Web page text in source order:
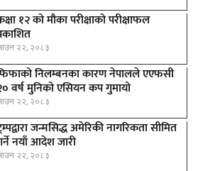
१२ को मौका परीक्षाको परीक्षाफल
२२, २०८३
निलम्बनका कारण नेपालले एएफसी
वर्ष मुनिको एसियन कप गुमायो
२२, २०८३
जन्मसिद्ध अमेरिकी नागरिकता सीमित
नयाँ आदेश जारी
२२, २०८३